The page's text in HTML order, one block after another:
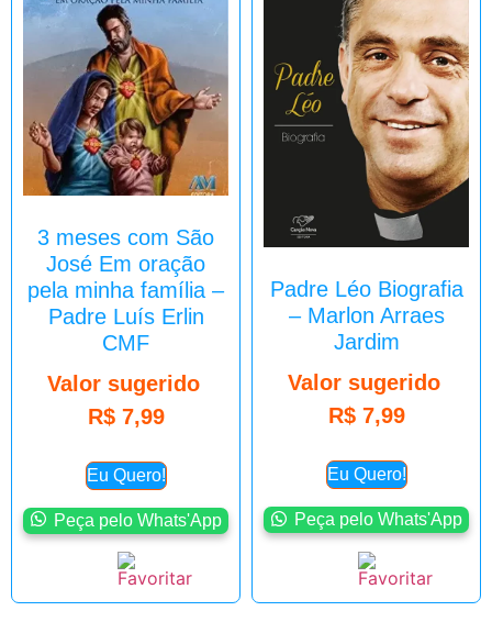
3 meses com São
José Em oração
pela minha família –
Padre Luís Erlin
CMF
Valor sugerido
R$7,99
Eu Quero!
Peça pelo Whats'App
Padre Léo Biografia
– Marlon Arraes
Jardim
Valor sugerido
R$7,99
Eu Quero!
Peça pelo Whats'App